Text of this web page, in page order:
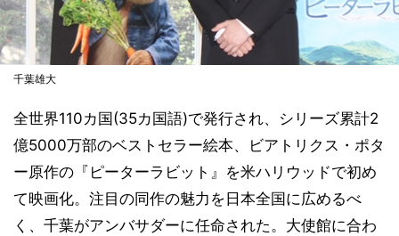
千葉雄大
全世界110カ国(35カ国語)で発行され、シリーズ累計2
億5000万部のベストセラー絵本、ビアトリクス・ポタ
ー原作の『ピーターラビット』を米ハリウッドで初め
て映画化。注目の同作の魅力を日本全国に広めるべ
く、千葉がアンバサダーに任命された。大使館に合わ